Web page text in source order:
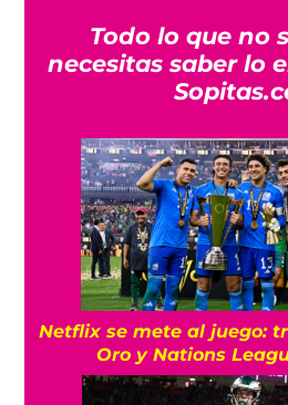
Todo lo que no
necesitas saber lo
Netflix se mete al juego:
Oro y Nations